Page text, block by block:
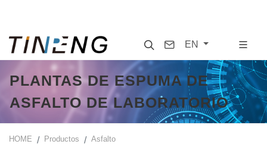
SearchContact
EN
PLANTAS DE ESPUMA DE
ASFALTO DE LABORATORIO
HOME Productos
Asfalto